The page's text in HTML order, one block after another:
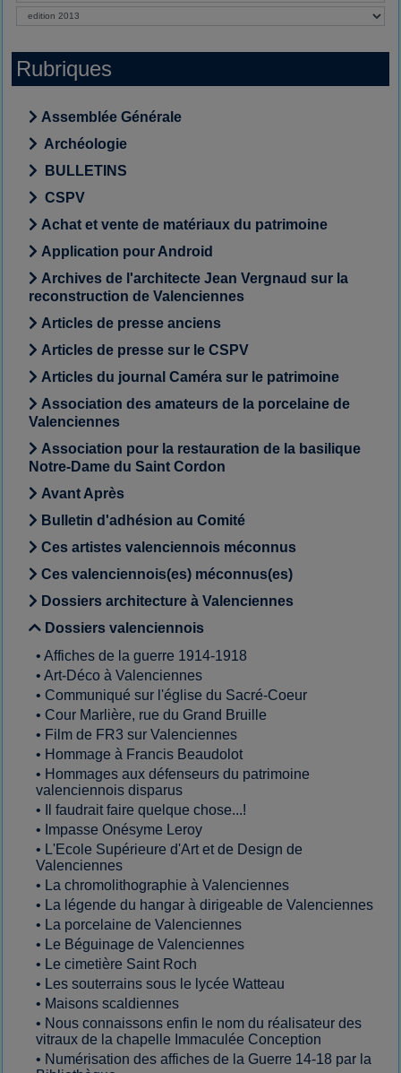
Rubriques
Assemblée Générale
Archéologie
BULLETINS
CSPV
Achat et vente de matériaux du patrimoine
Application pour Android
Archives de l'architecte Jean Vergnaud sur la
reconstruction de Valenciennes
Articles de presse anciens
Articles de presse sur le CSPV
Articles du journal Caméra sur le patrimoine
Association des amateurs de la porcelaine de
Valenciennes
Association pour la restauration de la basilique
Notre-Dame du Saint Cordon
Avant Après
Bulletin d'adhésion au Comité
Ces artistes valenciennois méconnus
Ces valenciennois(es) méconnus(es)
Dossiers architecture à Valenciennes
Dossiers valenciennois
• Affiches de la guerre 1914-1918
• Art-Déco à Valenciennes
• Communiqué sur l'église du Sacré-Coeur
• Cour Marlière, rue du Grand Bruille
• Film de FR3 sur Valenciennes
• Hommage à Francis Beaudolot
• Hommages aux défenseurs du patrimoine
valenciennois disparus
•
Il faudrait faire quelque chose...!
• Impasse Onésyme Leroy
• L'Ecole Supérieure d'Art et de Design de
Valenciennes
• La chromolithographie à Valenciennes
• La légende du hangar à dirigeable de Valenciennes
• La porcelaine de Valenciennes
• Le Béguinage de Valenciennes
• Le cimetière Saint Roch
• Les souterrains sous le lycée Watteau
• Maisons scaldiennes
• Nous connaissons enfin le nom du réalisateur des
vitraux de la chapelle Immaculée Conception
• Numérisation des affiches de la Guerre 14-18 par la